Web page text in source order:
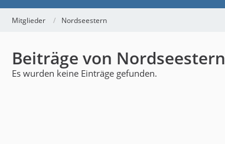
Mitglieder Nordseestern
Beiträge von Nordseestern
Es wurden keine Einträge gefunden.